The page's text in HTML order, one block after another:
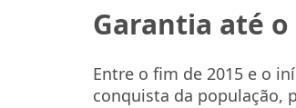
Garantia até
Entre o fim de 2015 e o
conquista da população,